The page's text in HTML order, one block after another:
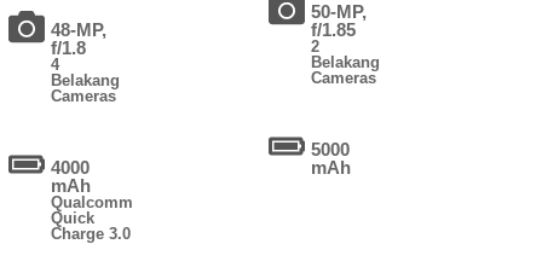
48-MP,
f/1.8
4
Belakang
Cameras
4000
mAh
Qualcomm
Quick
Charge 3.0
50-MP,
f/1.85
2
Belakang
Cameras
5000
mAh